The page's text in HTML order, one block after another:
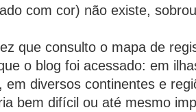
com cor) não existe,
que consulto o mapa de
o blog foi acessado: em
em diversos continentes e
bem difícil ou até mesmo